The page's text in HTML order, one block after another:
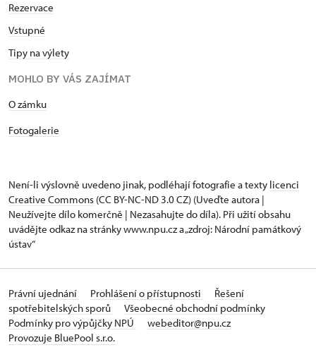
Rezervace
Vstupné
Tipy na výlety
MOHLO BY VÁS ZAJÍMAT
​​​​​​O zámku
Fotogalerie
Není-li výslovně uvedeno jinak, podléhají fotografie a texty licenci
Creative Commons (CC BY-NC-ND 3.0 CZ) (Uveďte autora |
Neužívejte dílo komerčně | Nezasahujte do díla). Při užití obsahu
uvádějte odkaz na stránky www.npu.cz a „zdroj: Národní památkový
ústav“
Právní ujednání Prohlášení o přístupnosti
Řešení
spotřebitelských sporů
Všeobecné obchodní podmínky
Podmínky pro výpůjčky NPÚ
webeditor@npu.cz
Provozuje BluePool s.r.o.